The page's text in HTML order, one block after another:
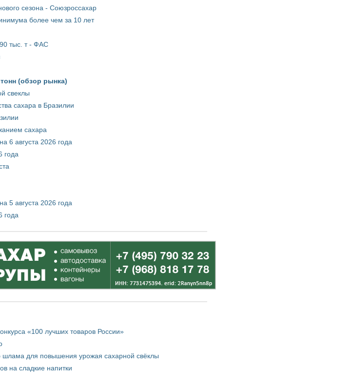
сезона - Союзроссахар
более чем за 10 лет
тыс. т - ФАС
(обзор рынка)
свеклы
сахара в Бразилии
сахара
6 августа 2026 года
года
5 августа 2026 года
года
«100 лучших товаров России»
шлама для повышения урожая сахарной свёклы
на сладкие напитки